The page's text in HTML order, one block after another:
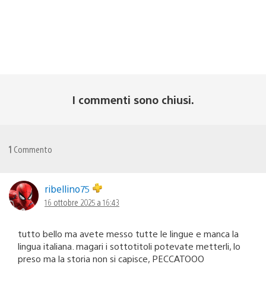
I commenti sono chiusi.
1 Commento
ribellino75
16 ottobre 2025 a 16:43
tutto bello ma avete messo tutte le lingue e manca la
lingua italiana. magari i sottotitoli potevate metterli, lo
preso ma la storia non si capisce, PECCATOOO